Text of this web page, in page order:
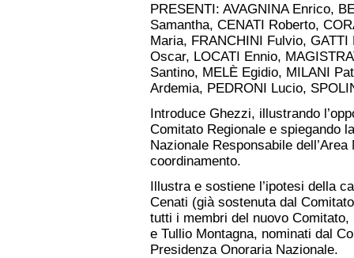
PRESENTI: AVAGNINA Enrico,
Samantha, CENATI Roberto,
Maria, FRANCHINI Fulvio,
Oscar, LOCATI Ennio,
Santino, MELÈ Egidio, MILANI
Ardemia, PEDRONI Lucio,
Introduce Ghezzi, illustrando
Comitato Regionale e spiegando
Nazionale Responsabile
coordinamento.
Illustra e sostiene l’ipotesi della
Cenati (già sostenuta dal
tutti i membri del nuovo
e Tullio Montagna, nominati dal
Presidenza Onoraria Nazionale.